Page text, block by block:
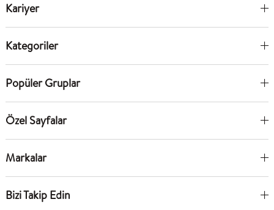
Kariyer
Kategoriler
Popüler Gruplar
Özel Sayfalar
Markalar
Bizi Takip Edin